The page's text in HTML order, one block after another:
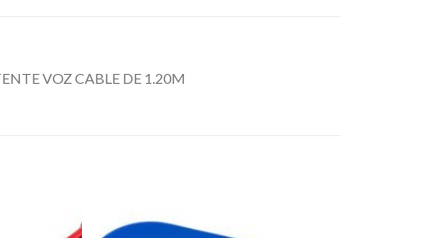
VOZ CABLE DE 1.20M